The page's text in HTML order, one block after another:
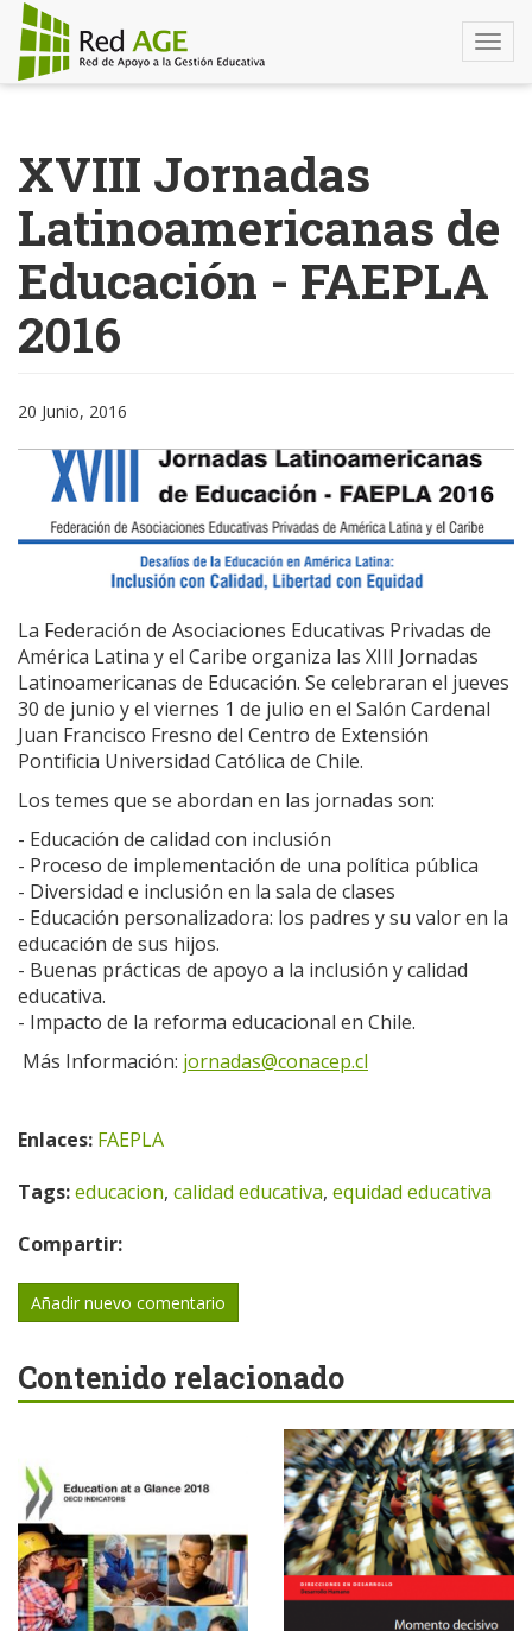
contenido
principal
XVIII Jornadas
Latinoamericanas de
Educación - FAEPLA
2016
20 Junio, 2016
La Federación de Asociaciones Educativas Privadas de
América Latina y el Caribe organiza las XIII Jornadas
Latinoamericanas de Educación. Se celebraran el jueves
30 de junio y el viernes 1 de julio en el Salón Cardenal
Juan Francisco Fresno del Centro de Extensión
Pontificia Universidad Católica de Chile.
Los temes que se abordan en las jornadas son:
- Educación de calidad con inclusión
- Proceso de implementación de una política pública
- Diversidad e inclusión en la sala de clases
- Educación personalizadora: los padres y su valor en la
educación de sus hijos.
- Buenas prácticas de apoyo a la inclusión y calidad
educativa.
- Impacto de la reforma educacional en Chile.
Más Información: jornadas@conacep.cl
Enlaces: FAEPLA
Tags:educacion, calidad educativa, equidad educativa
Compartir:
Añadir nuevo comentario
Contenido relacionado